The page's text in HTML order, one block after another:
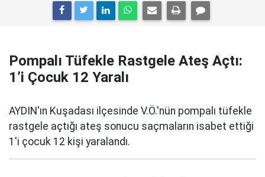
Pompalı Tüfekle Rastgele Ateş Açtı:
1’i Çocuk 12 Yaralı
AYDIN'ın Kuşadası ilçesinde V.Ö.'nün pompalı tüfekle
rastgele açtığı ateş sonucu saçmaların isabet ettiği
1'i çocuk 12 kişi yaralandı.